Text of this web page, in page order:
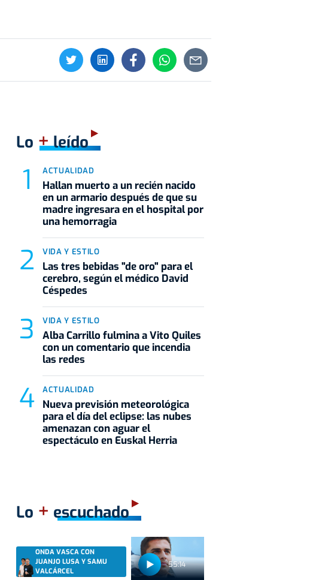
Lo +leído
ACTUALIDAD
Hallan muerto a un recién nacido
en un armario después de que su
madre ingresara en el hospital por
una hemorragia
VIDA Y ESTILO
Las tres bebidas "de oro" para el
cerebro, según el médico David
Céspedes
VIDA Y ESTILO
Alba Carrillo fulmina a Vito Quiles
con un comentario que incendia
las redes
ACTUALIDAD
Nueva previsión meteorológica
para el día del eclipse: las nubes
amenazan con aguar el
espectáculo en Euskal Herria
Lo + escuchado
55:14
ONDA VASCA CON
JUANJO LUSA Y SAMU
VALCÁRCEL